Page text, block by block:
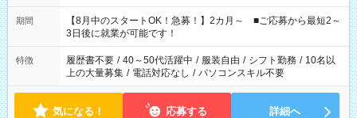
と休みを合わせたい」 「余裕を持って夕飯の準備がしたい」
「できれば残業はしたくない」 など、ご希望を教えてください
ね。 ※Wワーク希望の方へ 今ご覧のお仕事で希望する勤務時間
と、もう1つのお仕事の勤務時間。 合計で週40時間を超える場
合は応募できません。
期間
【8月中のスタートOK！急募！】2カ月～ ■ご応募から最短2～
3日後に就業が可能です！
特徴 履歴書不要 / 40～50代活躍中 / 服装自由 / シフト勤務 / 10名以
上の大量募集 / 電話対応なし / パソコンスキル不要
気になる！ 応募する 詳細へ